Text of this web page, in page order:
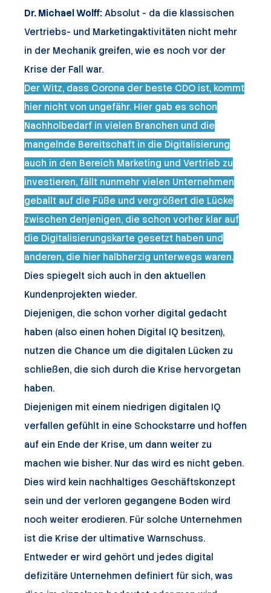
Dr. Michael Wolff: Absolut - da die klassischen
Vertriebs- und Marketingaktivitäten nicht mehr
in der Mechanik greifen, wie es noch vor der
Krise der Fall war.
Der Witz, dass Corona der beste CDO ist, kommt
hier nicht von ungefähr. Hier gab es schon
Nachholbedarf in vielen Branchen und die
mangelnde Bereitschaft in die Digitalisierung
auch in den Bereich Marketing und Vertrieb zu
investieren, fällt nunmehr vielen Unternehmen
geballt auf die Füße und vergrößert die Lücke
zwischen denjenigen, die schon vorher klar auf
die Digitalisierungskarte gesetzt haben und
anderen, die hier halbherzig unterwegs waren.
Dies spiegelt sich auch in den aktuellen
Kundenprojekten wieder.
Diejenigen, die schon vorher digital gedacht
haben (also einen hohen Digital IQ besitzen),
nutzen die Chance um die digitalen Lücken zu
schließen, die sich durch die Krise hervorgetan
haben.
Diejenigen mit einem niedrigen digitalen IQ
verfallen gefühlt in eine Schockstarre und hoffen
auf ein Ende der Krise, um dann weiter zu
machen wie bisher. Nur das wird es nicht geben.
Dies wird kein nachhaltiges Geschäftskonzept
sein und der verloren gegangene Boden wird
noch weiter erodieren. Für solche Unternehmen
ist die Krise der ultimative Warnschuss.
Entweder er wird gehört und jedes digital
defizitäre Unternehmen definiert für sich, was